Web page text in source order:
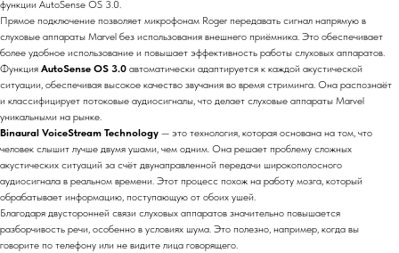
функции AutoSense OS 3.0.
Прямое подключение позволяет микрофонам Roger передавать сигнал напрямую в
слуховые аппараты Marvel без использования внешнего приёмника. Это обеспечивает
более удобное использование и повышает эффективность работы слуховых аппаратов.
Функция AutoSense OS 3.0 автоматически адаптируется к каждой акустической
ситуации, обеспечивая высокое качество звучания во время стриминга. Она распознаёт
и классифицирует потоковые аудиосигналы, что делает слуховые аппараты Marvel
уникальными на рынке.
Binaural VoiceStream Technology — это технология, которая основана на том, что
человек слышит лучше двумя ушами, чем одним. Она решает проблему сложных
акустических ситуаций за счёт двунаправленной передачи широкополосного
аудиосигнала в реальном времени. Этот процесс похож на работу мозга, который
обрабатывает информацию, поступающую от обоих ушей.
Благодаря двусторонней связи слуховых аппаратов значительно повышается
разборчивость речи, особенно в условиях шума. Это полезно, например, когда вы
говорите по телефону или не видите лица говорящего.